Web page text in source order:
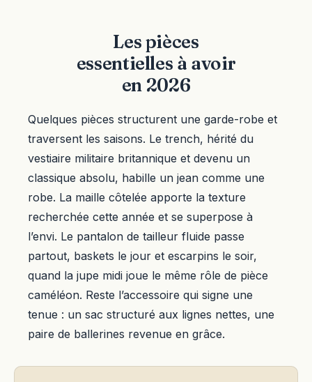
Les pièces
essentielles à avoir
en 2026
Quelques pièces structurent une garde-robe et
traversent les saisons. Le trench, hérité du
vestiaire militaire britannique et devenu un
classique absolu, habille un jean comme une
robe. La maille côtelée apporte la texture
recherchée cette année et se superpose à
l’envi. Le pantalon de tailleur fluide passe
partout, baskets le jour et escarpins le soir,
quand la jupe midi joue le même rôle de pièce
caméléon. Reste l’accessoire qui signe une
tenue : un sac structuré aux lignes nettes, une
paire de ballerines revenue en grâce.